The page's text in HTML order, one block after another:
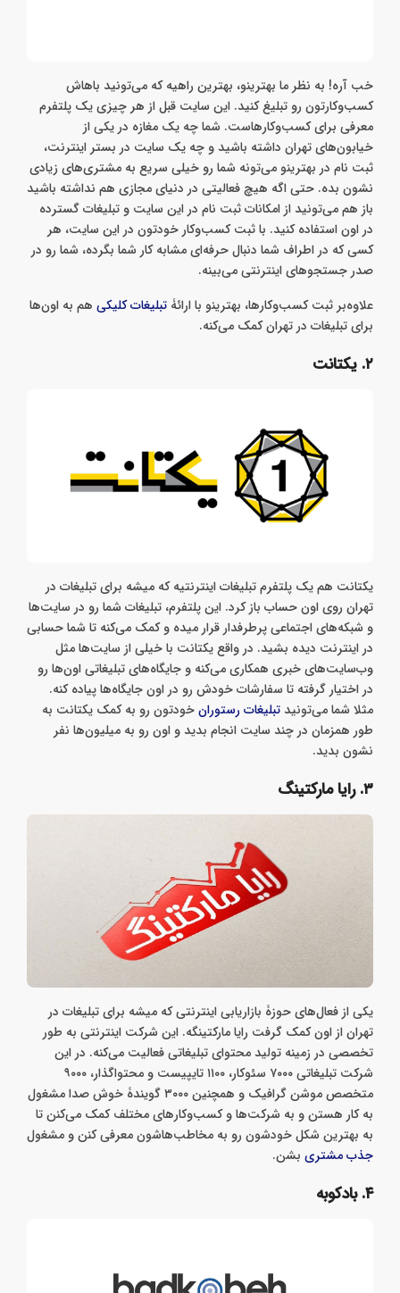
خب آره! به نظر ما بهترینو، بهترین راهیه که می‌تونید باهاش
کسب‌وکارتون رو تبلیغ کنید. این سایت قبل از هر چیزی یک پلتفرم
معرفی برای کسب‌وکارهاست. شما چه یک مغازه در یکی از
خیابون‌های تهران داشته باشید و چه یک سایت در بستر اینترنت،
ثبت نام در بهترینو می‌تونه شما رو خیلی سریع به مشتری‌های زیادی
نشون بده. حتی اگه هیچ فعالیتی در دنیای مجازی هم نداشته باشید
باز هم می‌تونید از امکانات ثبت نام در این سایت و تبلیغات گسترده
در اون استفاده کنید. با ثبت کسب‌وکار خودتون در این سایت، هر
کسی که در اطراف شما دنبال حرفه‌ای مشابه کار شما بگرده، شما رو در
صدر جستجوهای اینترنتی می‌بینه.
علاوه‌بر ثبت کسب‌وکارها، بهترینو با ارائۀ تبلیغات کلیکی هم به اون‌ها
برای تبلیغات در تهران کمک می‌کنه.
۲. یکتانت
یکتانت هم یک پلتفرم تبلیغات اینترنتیه که میشه برای تبلیغات در
تهران روی اون حساب باز کرد. این پلتفرم، تبلیغات شما رو در سایت‌ها
و شبکه‌های اجتماعی پرطرفدار قرار میده و کمک می‌کنه تا شما حسابی
در اینترنت دیده بشید. در واقع یکتانت با خیلی از سایت‌ها مثل
وب‌سایت‌های خبری همکاری می‌کنه و جایگاه‌های تبلیغاتی اون‌ها رو
در اختیار گرفته تا سفارشات خودش رو در اون‌ جایگاه‌ها پیاده کنه.
مثلا شما می‌تونید تبلیغات رستورانخودتون رو به کمک یکتانت به
طور همزمان در چند سایت انجام بدید و اون رو به میلیون‌ها نفر
نشون بدید.
۳. رایا مارکتینگ
یکی از فعال‌های حوزۀ بازاریابی اینترنتی که میشه برای تبلیغات در
تهران از اون کمک گرفت رایا مارکتینگه. این شرکت اینترنتی به طور
تخصصی در زمینه تولید محتوای تبلیغاتی فعالیت می‌کنه. در این
شرکت تبلیغاتی ۷۰۰۰ سئوکار، ۱۱۰۰ تایپیست و محتواگذار، ۹۰۰۰
متخصص موشن گرافیک و همچنین ۳۰۰۰ گویندۀ خوش صدا مشغول
به کار هستن و به شرکت‌ها و کسب‌وکارهای مختلف کمک می‌کنن تا
به بهترین شکل خودشون رو به مخاطب‌هاشون معرفی کنن و مشغول
جذب مشتری بشن.
۴. بادکوبه